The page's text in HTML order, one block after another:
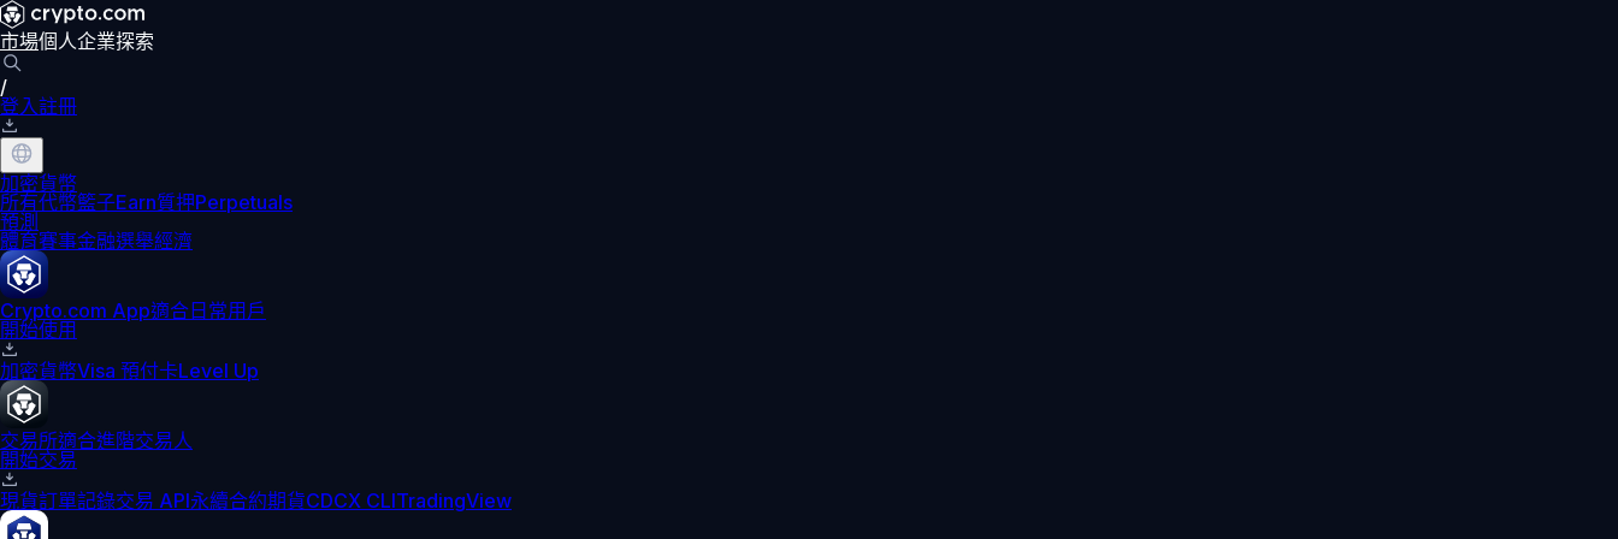
市場個人企業探索
/
登入註冊
加密貨幣
所有代幣籃子Earn質押Perpetuals
預測
體育賽事金融選舉經濟
Crypto.com App適合日常用戶
開始使用
加密貨幣Visa 預付卡Level Up
交易所適合進階交易人
開始交易
現貨訂單記錄交易 API永續合約期貨CDCX CLITradingView